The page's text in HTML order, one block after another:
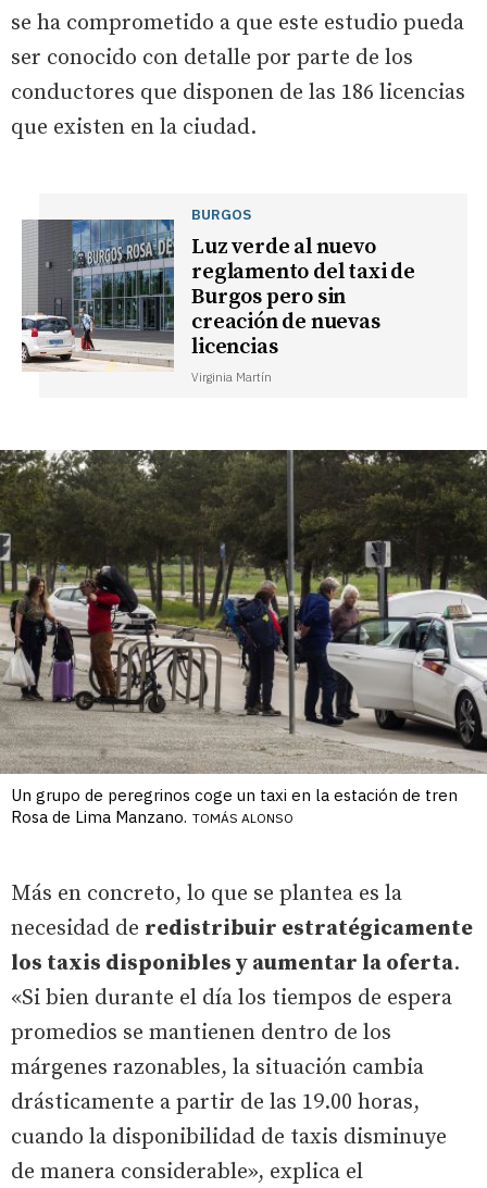
se ha comprometido a que este estudio pueda
ser conocido con detalle por parte de los
conductores que disponen de las 186 licencias
que existen en la ciudad.
BURGOS
Luz verde al nuevo
reglamento del taxi de
Burgos pero sin
creación de nuevas
licencias
Virginia Martín
Un grupo de peregrinos coge un taxi en la estación de tren
Rosa de Lima Manzano. TOMÁS ALONSO
Más en concreto, lo que se plantea es la
necesidad de redistribuir estratégicamente
los taxis disponibles y aumentar la oferta.
«Si bien durante el día los tiempos de espera
promedios se mantienen dentro de los
márgenes razonables, la situación cambia
drásticamente a partir de las 19.00 horas,
cuando la disponibilidad de taxis disminuye
de manera considerable», explica el